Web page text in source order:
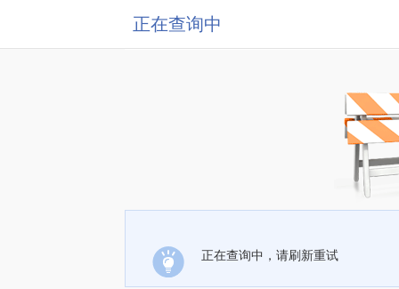
正在查询中
正在查询中，请刷新重试